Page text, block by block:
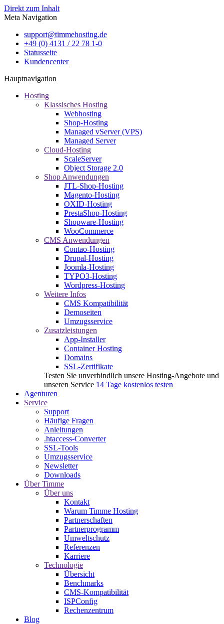
Direkt zum Inhalt
Meta Navigation
support@timmehosting.de
+49 (0) 4131 / 22 78 1-0
Statusseite
Kundencenter
Hauptnavigation
Hosting
Klassisches Hosting
Webhosting
Shop-Hosting
Managed vServer (VPS)
Managed Server
Cloud-Hosting
ScaleServer
Object Storage 2.0
Shop Anwendungen
JTL-Shop-Hosting
Magento-Hosting
OXID-Hosting
PrestaShop-Hosting
Shopware-Hosting
WooCommerce
CMS Anwendungen
Contao-Hosting
Drupal-Hosting
Joomla-Hosting
TYPO3-Hosting
Wordpress-Hosting
Weitere Infos
CMS Kompatibilität
Demoseiten
Umzugsservice
Zusatzleistungen
App-Installer
Container Hosting
Domains
SSL-Zertifikate
Testen Sie unverbindlich unsere Hosting-Angebote und
unseren Service 14 Tage kostenlos testen
Agenturen
Service
Support
Häufige Fragen
Anleitungen
.htaccess-Converter
SSL-Tools
Umzugsservice
Newsletter
Downloads
Über Timme
Über uns
Kontakt
Warum Timme Hosting
Partnerschaften
Partnerprogramm
Umweltschutz
Referenzen
Karriere
Technologie
Übersicht
Benchmarks
CMS-Kompatibilität
ISPConfig
Rechenzentrum
Blog